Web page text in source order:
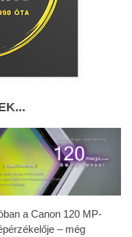
a Canon 120 MP-
– még